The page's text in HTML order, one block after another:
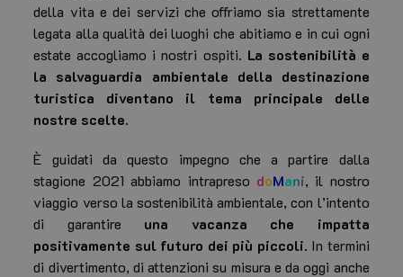
della vita e dei servizi che offriamo sia strettamente
legata alla qualità dei luoghi che abitiamo e in cui ogni
estate accogliamo i nostri ospiti. La sostenibilità e
la salvaguardia ambientale della destinazione
turistica diventano il tema principale delle
nostre scelte.
È guidati da questo impegno che a partire dalla
stagione 2021 abbiamo intrapreso doMani, il nostro
viaggio verso la sostenibilità ambientale, con l’intento
di garantire una vacanza che impatta
positivamente sul futuro dei più piccoli. In termini
di divertimento, di attenzioni su misura e da oggi anche